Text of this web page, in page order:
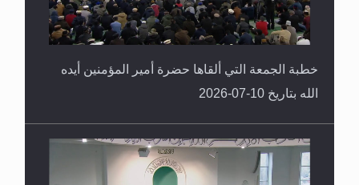
خطبة الجمعة التي ألقاها حضرة أمير المؤمنين أيده
الله بتاريخ 10-07-2026